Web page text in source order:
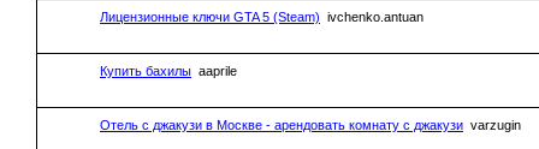
Лицензионные ключи GTA 5 (Steam) ivchenko.antuan
Купить бахилы aaprile
Отель с джакузи в Москве - арендовать комнату с джакузи varzugin